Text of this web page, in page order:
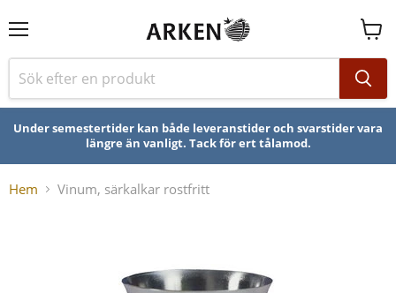
Se
Under semestertider kan både leveranstider och svarstider vara
längre än vanligt. Tack för ert tålamod.
Hem Vinum, särkalkar rostfritt